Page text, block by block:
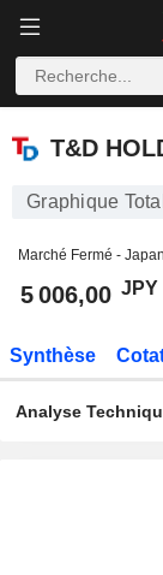
T&D
T&D
Graphique
Marché Fermé -
5 006,00 JPY
Synthèse
Analyse